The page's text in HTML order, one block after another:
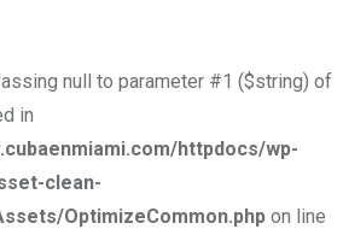
null to parameter #1 ($string) of
in
httpdocs/wp-
clean-
OptimizeCommon.php on line